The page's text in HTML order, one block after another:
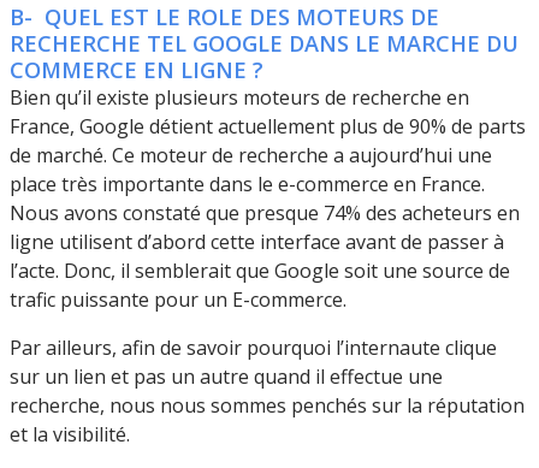
B- QUEL EST LE ROLE DES MOTEURS DE
RECHERCHE TEL GOOGLE DANS LE MARCHE DU
COMMERCE EN LIGNE ?
Bien qu’il existe plusieurs moteurs de recherche en
France, Google détient actuellement plus de 90% de parts
de marché. Ce moteur de recherche a aujourd’hui une
place très importante dans le e-commerce en France.
Nous avons constaté que presque 74% des acheteurs en
ligne utilisent d’abord cette interface avant de passer à
l’acte. Donc, il semblerait que Google soit une source de
trafic puissante pour un E-commerce.
Par ailleurs, afin de savoir pourquoi l’internaute clique
sur un lien et pas un autre quand il effectue une
recherche, nous nous sommes penchés sur la réputation
et la visibilité.